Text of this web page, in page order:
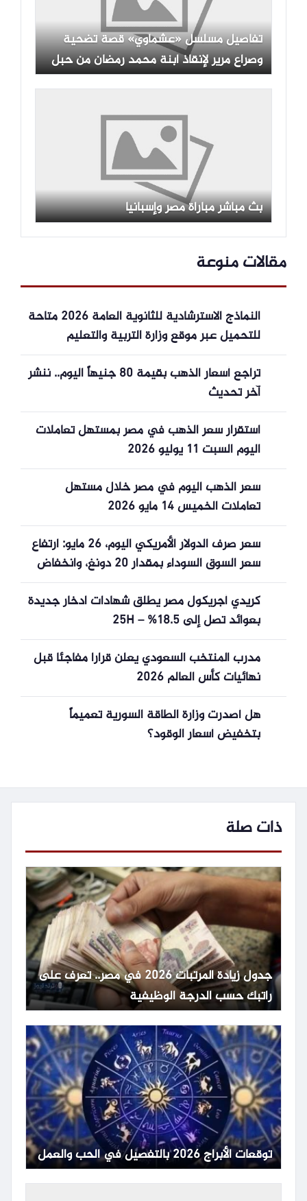
تفاصيل مسلسل «عشماوي» قصة تضحية
وصراع مرير لإنقاذ ابنة محمد رمضان من حبل
المشنقة
بث مباشر مباراة مصر وإسبانيا
مقالات منوعة
النماذج الاسترشادية للثانوية العامة 2026 متاحة
للتحميل عبر موقع وزارة التربية والتعليم
تراجع أسعار الذهب بقيمة 80 جنيهاً اليوم.. ننشر
آخر تحديث
استقرار سعر الذهب في مصر بمستهل تعاملات
اليوم السبت 11 يوليو 2026
سعر الذهب اليوم في مصر خلال مستهل
تعاملات الخميس 14 مايو 2026
سعر صرف الدولار الأمريكي اليوم، 26 مايو: ارتفاع
سعر السوق السوداء بمقدار 20 دونغ، وانخفاض
حاد في سعر صرف الدولار الأمريكي عالمياً.
كريدي أجريكول مصر يطلق شهادات ادخار جديدة
بعوائد تصل إلى 18.5% – 25H
مدرب المنتخب السعودي يعلن قرارا مفاجئا قبل
نهائيات كأس العالم 2026
هل أصدرت وزارة الطاقة السورية تعميماً
بتخفيض أسعار الوقود؟
ذات صلة
جدول زيادة المرتبات 2026 في مصر.. تعرف على
راتبك حسب الدرجة الوظيفية
توقعات الأبراج 2026 بالتفصيل في الحب والعمل